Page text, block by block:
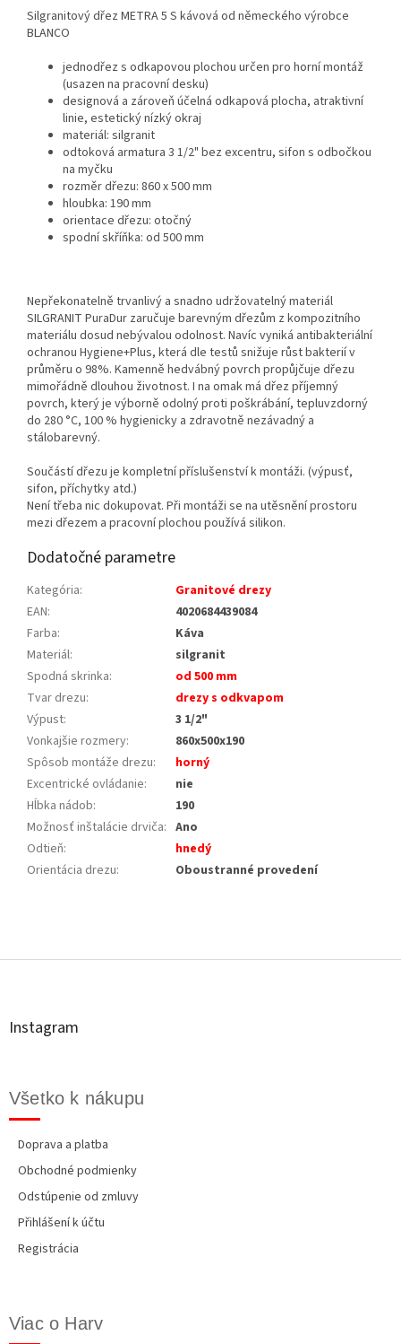
Silgranitový dřez METRA 5 S kávová od německého výrobce
BLANCO
jednodřez s odkapovou plochou určen pro horní montáž
(usazen na pracovní desku)
designová a zároveň účelná odkapová plocha, atraktivní
linie, estetický nízký okraj
materiál: silgranit
odtoková armatura 3 1/2" bez excentru, sifon s odbočkou
na myčku
rozměr dřezu: 860 x 500 mm
hloubka: 190 mm
orientace dřezu: otočný
spodní skříňka: od 500 mm
Nepřekonatelně trvanlivý a snadno udržovatelný materiál
SILGRANIT PuraDur zaručuje barevným dřezům z kompozitního
materiálu dosud nebývalou odolnost. Navíc vyniká antibakteriální
ochranou Hygiene+Plus, která dle testů snižuje růst bakterií v
průměru o 98%. Kamenně hedvábný povrch propůjčuje dřezu
mimořádně dlouhou životnost. I na omak má dřez příjemný
povrch, který je výborně odolný proti poškrábání, tepluvzdorný
do 280 °C, 100 % hygienicky a zdravotně nezávadný a
stálobarevný.
Součástí dřezu je kompletní příslušenství k montáži. (výpusť,
sifon, příchytky atd.)
Není třeba nic dokupovat. Při montáži se na utěsnění prostoru
mezi dřezem a pracovní plochou používá silikon.
Dodatočné parametre
Kategória:
Granitové drezy
EAN:
4020684439084
Farba:
Káva
Materiál:
silgranit
Spodná skrinka:
od 500 mm
Tvar drezu:
drezy s odkvapom
Výpust:
3 1/2"
Vonkajšie rozmery:
860x500x190
Spôsob montáže drezu:
horný
Excentrické ovládanie:
nie
Hĺbka nádob:
190
Možnosť inštalácie drviča: Ano
Odtieň:
hnedý
Orientácia drezu: Oboustranné provedení
á
Instagram
Všetko k nákupu
Doprava a platba
Obchodné podmienky
Odstúpenie od zmluvy
Přihlášení k účtu
Registrácia
Viac o Harv